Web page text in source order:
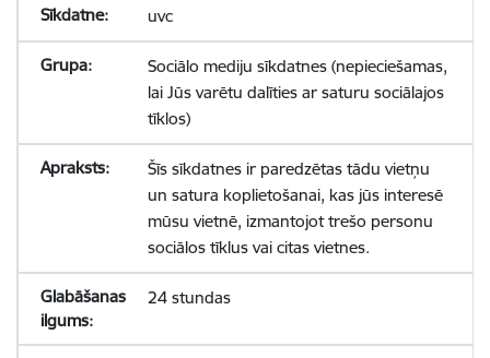
uvc
Sociālo mediju sīkdatnes (nepieciešamas,
lai Jūs varētu dalīties ar saturu sociālajos
tīklos)
Šīs sīkdatnes ir paredzētas tādu vietņu
un satura koplietošanai, kas jūs interesē
mūsu vietnē, izmantojot trešo personu
sociālos tīklus vai citas vietnes.
24 stundas